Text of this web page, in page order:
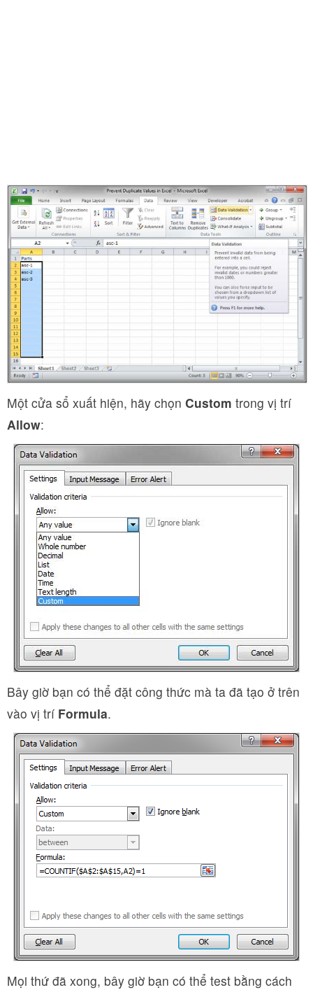
Một cửa sổ xuất hiện, hãy chọn Custom trong vị trí
Allow:
Bây giờ bạn có thể đặt công thức mà ta đã tạo ở trên
vào vị trí Formula.
Mọi thứ đã xong, bây giờ bạn có thể test bằng cách